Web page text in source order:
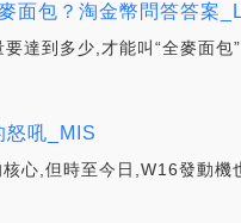
面包？淘金幣問答答案
達到多少,才能叫“全麥面
怒吼_MIS
心,但時至今日,W16發動